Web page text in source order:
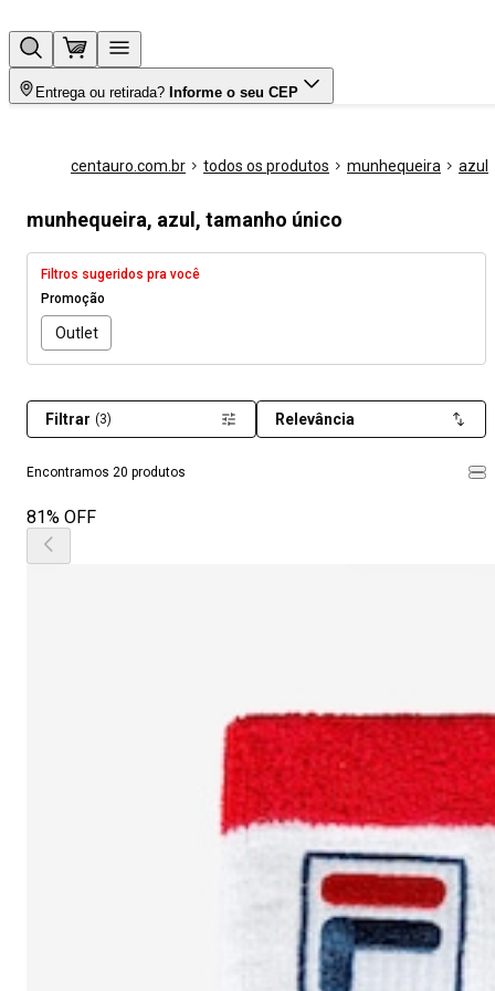
Entrega ou retirada? Informe o seu CEP
centauro.com.br todos os produtos munhequeira azul
munhequeira, azul, tamanho único
Filtros sugeridos pra você
Promoção
Outlet
Encontramos 20 produtos
Filtrar (3) Relevância
81% OFF